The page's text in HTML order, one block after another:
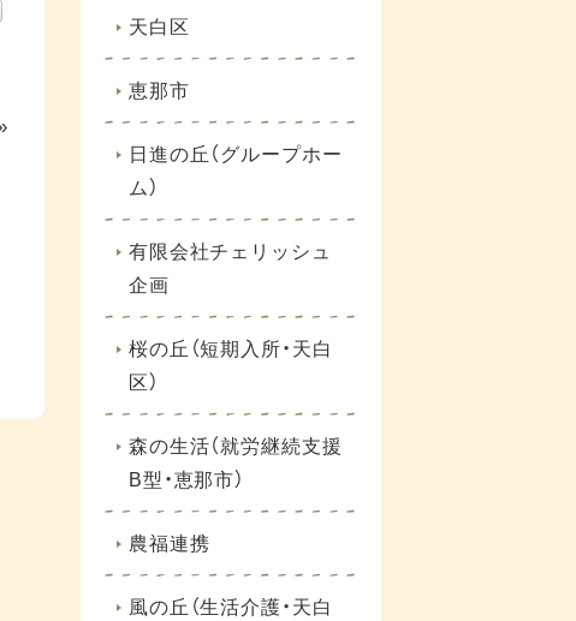
天白区
恵那市
日進の丘（グループホー
ム）
有限会社チェリッシュ
企画
桜の丘（短期入所・天白
区）
森の生活（就労継続支援
B型・恵那市）
農福連携
風の丘（生活介護・天白